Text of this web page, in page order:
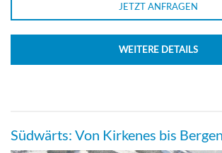
JETZT ANFRAGEN
WEITERE DETAILS
Südwärts: Von Kirkenes bis Bergen